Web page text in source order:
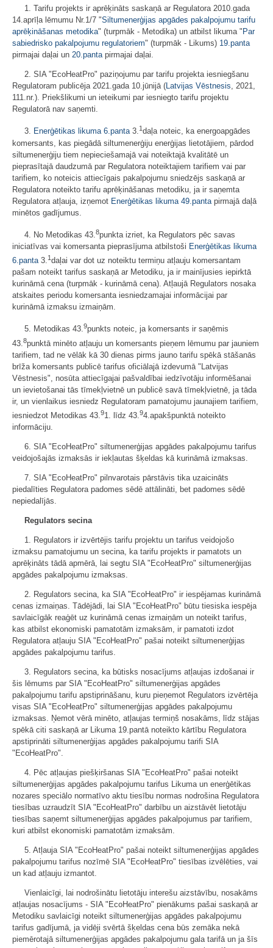
1. Tarifu projekts ir aprēķināts saskaņā ar Regulatora 2010.gada
14.aprīļa lēmumu Nr.1/7 "Siltumenerģijas apgādes pakalpojumu tarifu
aprēķināšanas metodika" (turpmāk - Metodika) un atbilst likuma " Par
sabiedrisko pakalpojumu regulatoriem" (turpmāk - Likums) 19.panta
pirmajai daļai un 20.pantapirmajai daļai.
2. SIA "EcoHeatPro" paziņojumu par tarifu projekta iesniegšanu
Regulatoram publicēja 2021.gada 10.jūnijā (Latvijas Vēstnesis, 2021,
111.nr.). Priekšlikumi un ieteikumi par iesniegto tarifu projektu
Regulatorā nav saņemti.
3. Enerģētikas likuma 6.panta3.1 daļa noteic, ka energoapgādes
komersants, kas piegādā siltumenerģiju enerģijas lietotājiem, pārdod
siltumenerģiju tiem nepieciešamajā vai noteiktajā kvalitātē un
pieprasītajā daudzumā par Regulatora noteiktajiem tarifiem vai par
tarifiem, ko noteicis attiecīgais pakalpojumu sniedzējs saskaņā ar
Regulatora noteikto tarifu aprēķināšanas metodiku, ja ir saņemta
Regulatora atļauja, izņemot Enerģētikas likuma 49.panta pirmajā daļā
minētos gadījumus.
4. No Metodikas 43. 8punkta izriet, ka Regulators pēc savas
iniciatīvas vai komersanta pieprasījuma atbilstoši Enerģētikas likuma
6.panta3.1daļai var dot uz noteiktu termiņu atļauju komersantam
pašam noteikt tarifus saskaņā ar Metodiku, ja ir mainījusies iepirktā
kurināmā cena (turpmāk - kurināmā cena). Atļaujā Regulators nosaka
atskaites periodu komersanta iesniedzamajai informācijai par
kurināmā izmaksu izmaiņām.
5. Metodikas 43.9punkts noteic, ja komersants ir saņēmis
43. 8punktā minēto atļauju un komersants pieņem lēmumu par jauniem
tarifiem, tad ne vēlāk kā 30 dienas pirms jauno tarifu spēkā stāšanās
brīža komersants publicē tarifus oficiālajā izdevumā "Latvijas
Vēstnesis", nosūta attiecīgajai pašvaldībai iedzīvotāju informēšanai
un ievietošanai tās tīmekļvietnē un publicē savā tīmekļvietnē, ja tāda
ir, un vienlaikus iesniedz Regulatoram pamatojumu jaunajiem tarifiem,
iesniedzot Metodikas 43.91. līdz 43.94.apakšpunktā noteikto
informāciju.
6. SIA "EcoHeatPro" siltumenerģijas apgādes pakalpojumu tarifus
veidojošajās izmaksās ir iekļautas šķeldas kā kurināmā izmaksas.
7. SIA "EcoHeatPro" pilnvarotais pārstāvis tika uzaicināts
piedalīties Regulatora padomes sēdē attālināti, bet padomes sēdē
nepiedalījās.
Regulators secina
1. Regulators ir izvērtējis tarifu projektu un tarifus veidojošo
izmaksu pamatojumu un secina, ka tarifu projekts ir pamatots un
aprēķināts tādā apmērā, lai segtu SIA "EcoHeatPro" siltumenerģijas
apgādes pakalpojumu izmaksas.
2. Regulators secina, ka SIA "EcoHeatPro" ir iespējamas kurināmā
cenas izmaiņas. Tādējādi, lai SIA "EcoHeatPro" būtu tiesiska iespēja
savlaicīgāk reaģēt uz kurināmā cenas izmaiņām un noteikt tarifus,
kas atbilst ekonomiski pamatotām izmaksām, ir pamatoti izdot
Regulatora atļauju SIA "EcoHeatPro" pašai noteikt siltumenerģijas
apgādes pakalpojumu tarifus.
3. Regulators secina, ka būtisks nosacījums atļaujas izdošanai ir
šis lēmums par SIA "EcoHeatPro" siltumenerģijas apgādes
pakalpojumu tarifu apstiprināšanu, kuru pieņemot Regulators izvērtēja
visas SIA "EcoHeatPro" siltumenerģijas apgādes pakalpojumu
izmaksas. Ņemot vērā minēto, atļaujas termiņš nosakāms, līdz stājas
spēkā citi saskaņā ar Likuma 19.pantā noteikto kārtību Regulatora
apstiprināti siltumenerģijas apgādes pakalpojumu tarifi SIA
"EcoHeatPro".
4. Pēc atļaujas piešķiršanas SIA "EcoHeatPro" pašai noteikt
siltumenerģijas apgādes pakalpojumu tarifus Likuma un enerģētikas
nozares speciālo normatīvo aktu tiesību normas nodrošina Regulatora
tiesības uzraudzīt SIA "EcoHeatPro" darbību un aizstāvēt lietotāju
tiesības saņemt siltumenerģijas apgādes pakalpojumus par tarifiem,
kuri atbilst ekonomiski pamatotām izmaksām.
5. Atļauja SIA "EcoHeatPro" pašai noteikt siltumenerģijas apgādes
pakalpojumu tarifus nozīmē SIA "EcoHeatPro" tiesības izvēlēties, vai
un kad atļauju izmantot.
Vienlaicīgi, lai nodrošinātu lietotāju interešu aizstāvību, nosakāms
atļaujas nosacījums - SIA "EcoHeatPro" pienākums pašai saskaņā ar
Metodiku savlaicīgi noteikt siltumenerģijas apgādes pakalpojumu
tarifus gadījumā, ja vidēji svērtā šķeldas cena būs zemāka nekā
piemērotajā siltumenerģijas apgādes pakalpojumu gala tarifā un ja šīs